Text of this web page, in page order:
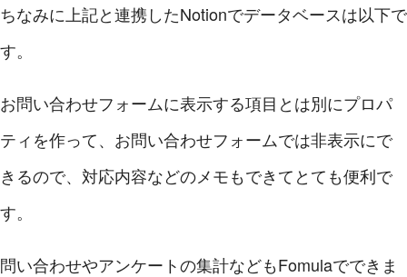
ちなみに上記と連携したNotionでデータベースは以下で
す。
お問い合わせフォームに表示する項目とは別にプロパ
ティを作って、お問い合わせフォームでは非表示にで
きるので、対応内容などのメモもできてとても便利で
す。
問い合わせやアンケートの集計などもFomulaでできま